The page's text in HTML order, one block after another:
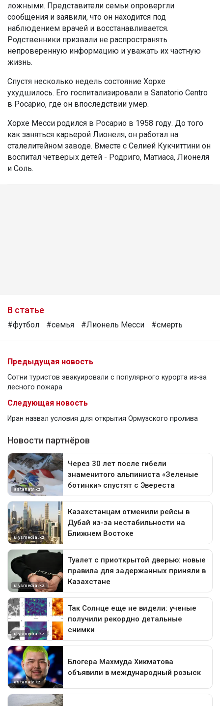
ложными. Представители семьи опровергли
сообщения и заявили, что он находится под
наблюдением врачей и восстанавливается.
Родственники призвали не распространять
непроверенную информацию и уважать их частную
жизнь.
Спустя несколько недель состояние Хорхе
ухудшилось. Его госпитализировали в Sanatorio Centro
в Росарио, где он впоследствии умер.
Хорхе Месси родился в Росарио в 1958 году. До того
как заняться карьерой Лионеля, он работал на
сталелитейном заводе. Вместе с Селией Кукчиттини он
воспитал четверых детей - Родриго, Матиаса, Лионеля
и Соль.
В статье
#футбол #семья #Лионель Месси #смерть
Предыдущая новость
Сотни туристов эвакуировали с популярного курорта из-за
лесного пожара
Следующая новость
Иран назвал условия для открытия Ормузского пролива